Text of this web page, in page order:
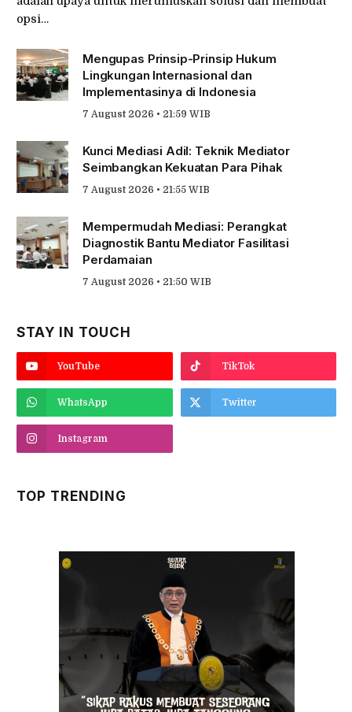
opsi…
Mengupas Prinsip-Prinsip Hukum
Lingkungan Internasional dan
Implementasinya di Indonesia
7 August 2026 • 21:59 WIB
Kunci Mediasi Adil: Teknik Mediator
Seimbangkan Kekuatan Para Pihak
7 August 2026 • 21:55 WIB
Mempermudah Mediasi: Perangkat
Diagnostik Bantu Mediator Fasilitasi
Perdamaian
7 August 2026 • 21:50 WIB
STAY IN TOUCH
YouTube TikTok
WhatsApp Twitter
Instagram
TOP TRENDING